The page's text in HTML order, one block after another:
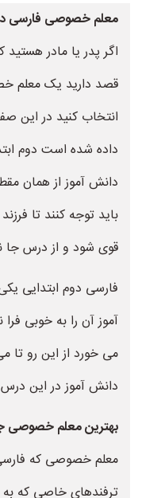
معلم خصوصی فارسی
اگر پدر یا مادر
قصد دارید یک معلم
انتخاب کنید در این
داده شده است دوم
دانش آموز از همان
باید توجه کنند تا
قوی شود و از درس جا
فارسی دوم ابتدایی
آموز آن را به خوبی
می خورد از این رو تا
دانش آموز در این
بهترین معلم خصوصی
معلم خصوصی که فارسی
ترفندهای خاصی که به